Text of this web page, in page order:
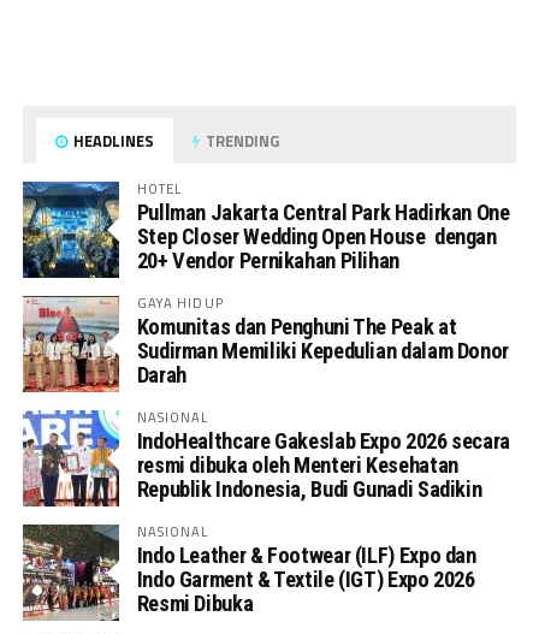
HEADLINES TRENDING
HOTEL
Pullman Jakarta Central Park Hadirkan One
Step Closer Wedding Open House dengan
20+ Vendor Pernikahan Pilihan
GAYA HIDUP
Komunitas dan Penghuni The Peak at
Sudirman Memiliki Kepedulian dalam Donor
Darah
NASIONAL
IndoHealthcare Gakeslab Expo 2026 secara
resmi dibuka oleh Menteri Kesehatan
Republik Indonesia, Budi Gunadi Sadikin
NASIONAL
Indo Leather & Footwear (ILF) Expo dan
Indo Garment & Textile (IGT) Expo 2026
Resmi Dibuka